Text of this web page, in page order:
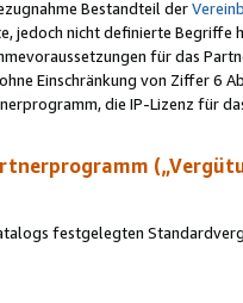
Bestandteil der
nicht definierte Begriffe
für das
Einschränkung von Ziffer 6
die IP-Lizenz für
festgelegten